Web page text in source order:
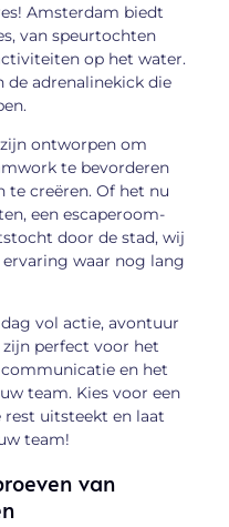
Amsterdam biedt
van speurtochten
op het water.
de adrenalinekick die
ontworpen om
te bevorderen
te creëren. Of het nu
een escaperoom-
door de stad, wij
waar nog lang
vol actie, avontuur
perfect voor het
en het
team. Kies voor een
uitsteekt en laat
team!
van